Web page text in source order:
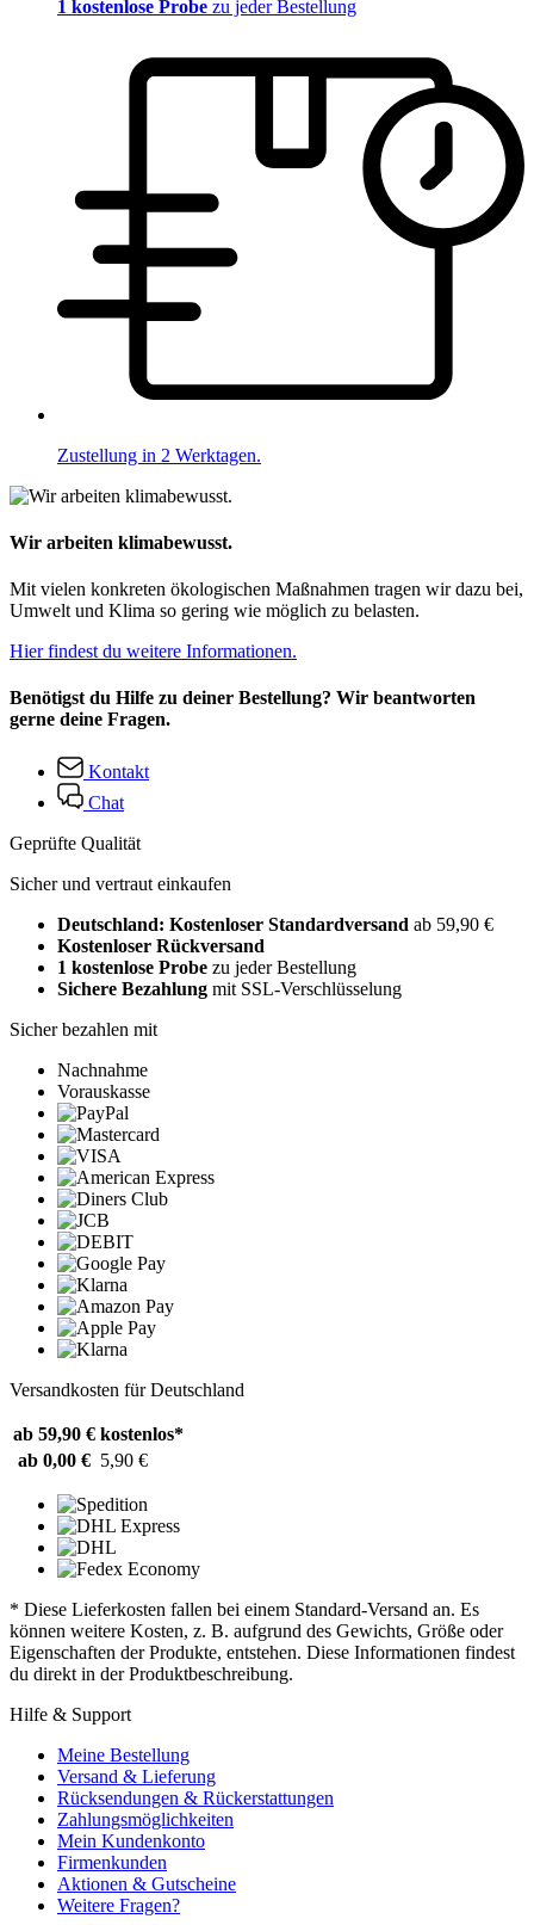
1 kostenlose Probe zu jeder Bestellung
Zustellung in 2 Werktagen.
Wir arbeiten klimabewusst.
Mit vielen konkreten ökologischen Maßnahmen tragen wir dazu bei,
Umwelt und Klima so gering wie möglich zu belasten.
Hier findest du weitere Informationen.
Benötigst du Hilfe zu deiner Bestellung? Wir beantworten
gerne deine Fragen.
Kontakt
Chat
Geprüfte Qualität
Sicher und vertraut einkaufen
Deutschland: Kostenloser Standardversand ab 59,90 €
Kostenloser Rückversand
1 kostenlose Probe zu jeder Bestellung
Sichere Bezahlung mit SSL-Verschlüsselung
Sicher bezahlen mit
Nachnahme
Vorauskasse
Versandkosten für Deutschland
ab 59,90 € kostenlos*
ab 0,00 € 5,90 €
* Diese Lieferkosten fallen bei einem Standard-Versand an. Es
können weitere Kosten, z. B. aufgrund des Gewichts, Größe oder
Eigenschaften der Produkte, entstehen. Diese Informationen findest
du direkt in der Produktbeschreibung.
Hilfe & Support
Meine Bestellung
Versand & Lieferung
Rücksendungen & Rückerstattungen
Zahlungsmöglichkeiten
Mein Kundenkonto
Firmenkunden
Aktionen & Gutscheine
Weitere Fragen?